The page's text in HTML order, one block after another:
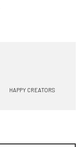
HAPPY CREATORS